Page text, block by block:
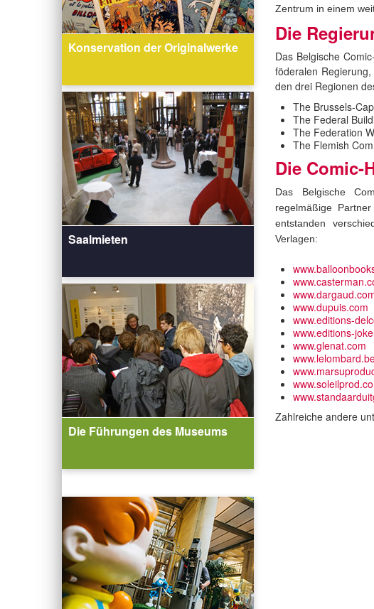
Konservation der Originalwerke
Saalmieten
Die Führungen des Museums
Zentrum in einem
Die
Das Belgische
föderalen
den drei Regionen
The Brussels-
The Federal
The Federation
The Flemish
Die Comic-
Das Belgische
regelmäßige
entstanden
Verlagen:
www.dupuis.com
www.editions-
www.editions-
www.glenat.com
Zahlreiche andere